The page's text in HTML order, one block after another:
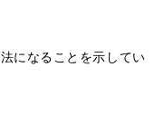
になることを示してい